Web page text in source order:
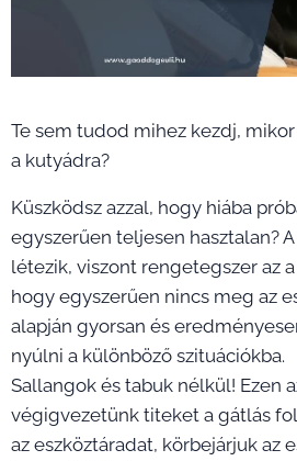
Te sem tudod mihez kezdj,
a kutyádra?
Küszködsz azzal, hogy hiába
egyszerűen teljesen hasztalan?
létezik, viszont rengetegszer az
hogy egyszerűen nincs meg az
alapján gyorsan és
nyúlni a különböző szituációkba.
Sallangok és tabuk nélkül! Ezen
végigvezetünk titeket a gátlás
az eszköztáradat, körbejárjuk az